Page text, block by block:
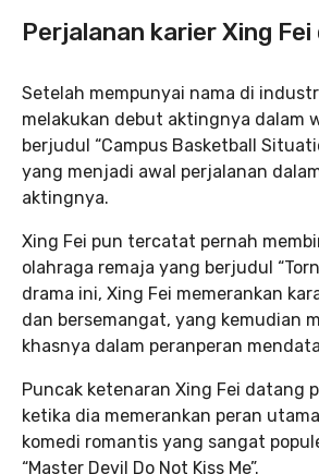
Perjalanan karier Xing
Setelah mempunyai nama di
melakukan debut aktingnya dalam
berjudul “Campus Basketball
yang menjadi awal perjalanan
aktingnya.
Xing Fei pun tercatat pernah
olahraga remaja yang berjudul
drama ini, Xing Fei memerankan
dan bersemangat, yang kemudian
khasnya dalam peranperan
Puncak ketenaran Xing Fei datang
ketika dia memerankan peran
komedi romantis yang sangat
“Master Devil Do Not Kiss Me”.